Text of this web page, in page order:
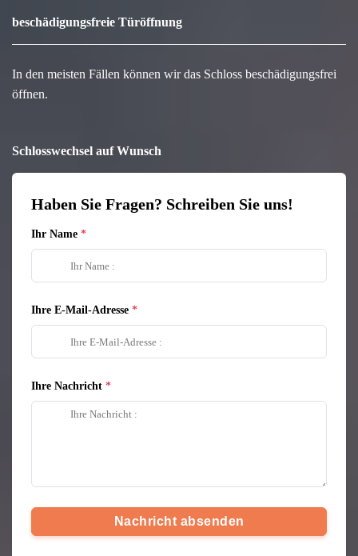
beschädigungsfreie Türöffnung
In den meisten Fällen können wir das Schloss beschädigungsfrei
öffnen.
Schlosswechsel auf Wunsch
Haben Sie Fragen? Schreiben Sie uns!
Ihr Name
Ihre E-Mail-Adresse
Ihre Nachricht
Nachricht absenden